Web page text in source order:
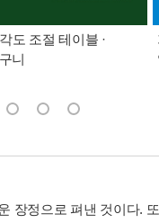
도 조절 테이블 ·
니
장정으로 펴낸 것이다.